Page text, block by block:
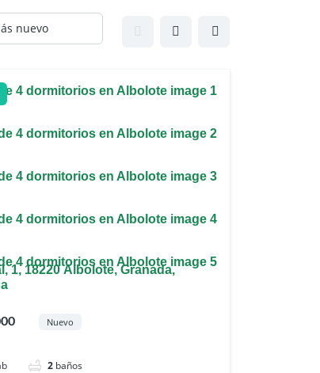
1, 18220 Albolote, Granada,
Nuevo
2 baños